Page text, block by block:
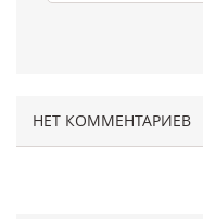
НЕТ КОММЕНТАРИЕВ